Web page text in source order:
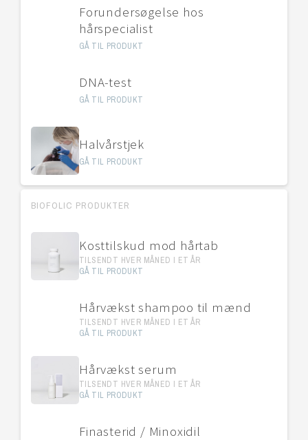
Forundersøgelse hos
hårspecialist
GÅ TIL PRODUKT
DNA-test
GÅ TIL PRODUKT
Halvårstjek
GÅ TIL PRODUKT
BIOFOLIC PRODUKTER
Kosttilskud mod hårtab
TILSENDT HVER MÅNED I ET ÅR
GÅ TIL PRODUKT
Hårvækst shampoo til mænd
TILSENDT HVER MÅNED I ET ÅR
GÅ TIL PRODUKT
Hårvækst serum
TILSENDT HVER MÅNED I ET ÅR
GÅ TIL PRODUKT
Finasterid / Minoxidil